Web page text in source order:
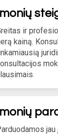
ir
kainą.